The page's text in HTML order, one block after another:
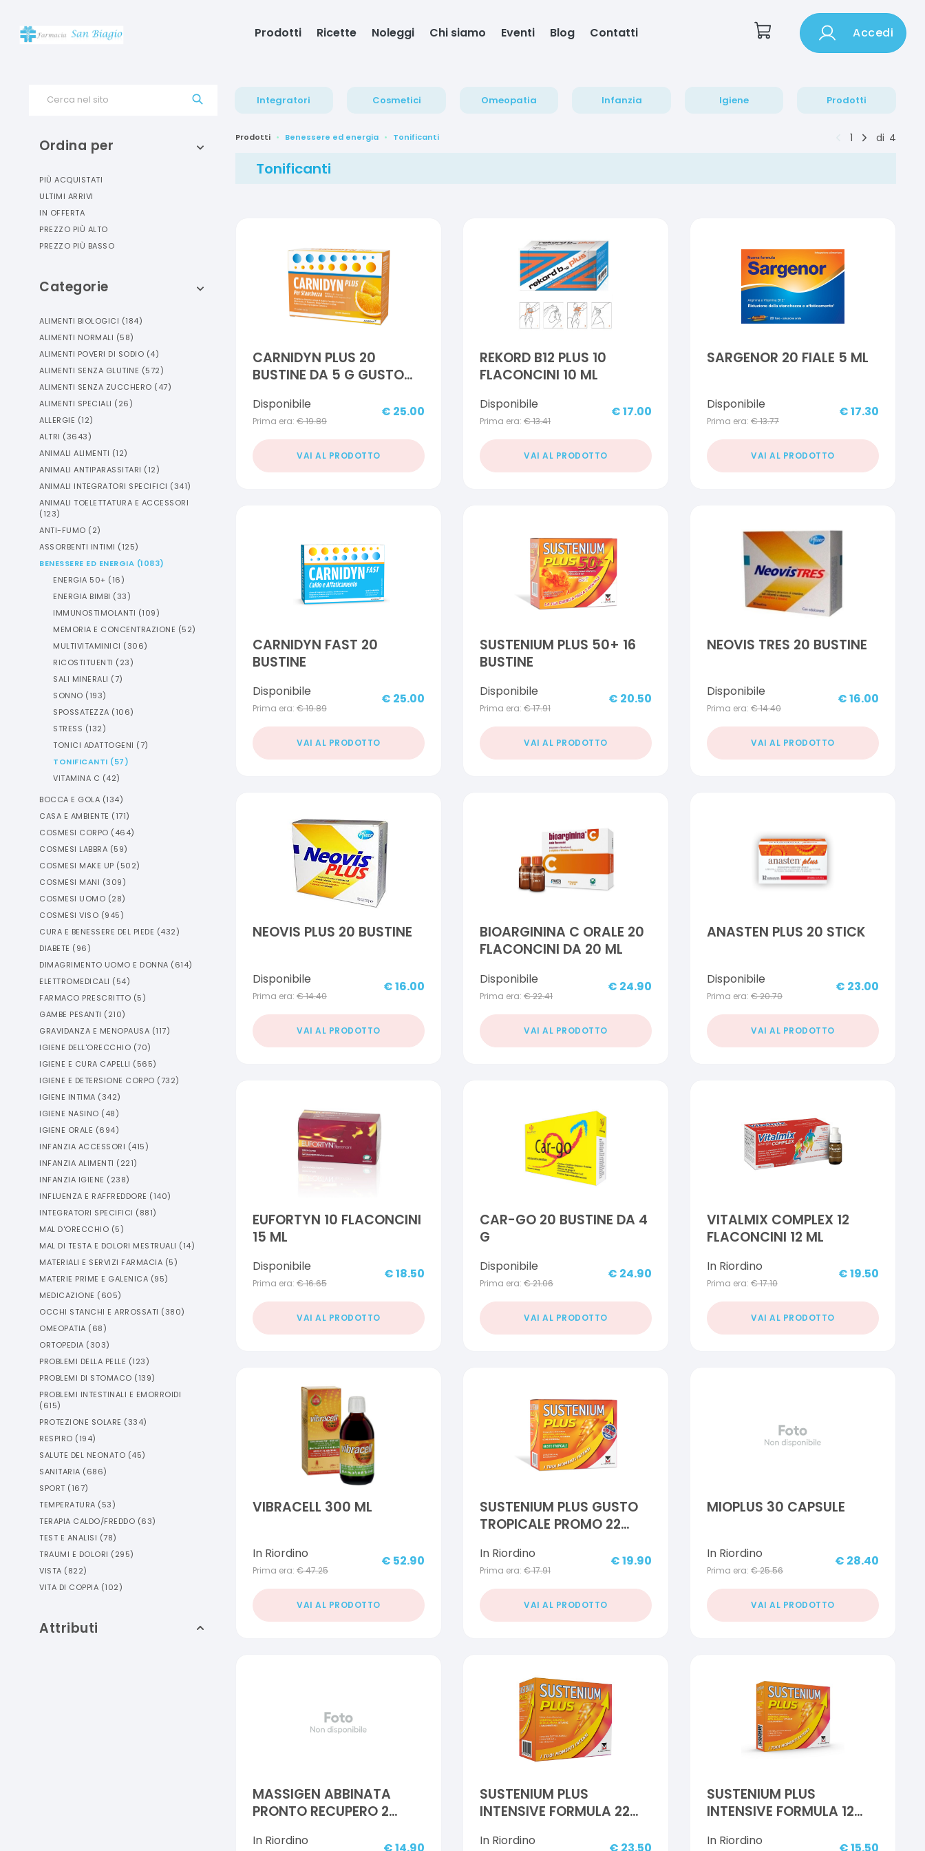
Prodotti Ricette Noleggi Chi siamo Eventi Blog Contatti Accedi
Cerca nel sito Integratori Cosmetici Omeopatia Infanzia Igiene Prodotti
Ordina per
PIÙ ACQUISTATI
ULTIMI ARRIVI
IN OFFERTA
PREZZO PIÙ ALTO
PREZZO PIÙ BASSO
Categorie
ALIMENTI BIOLOGICI (184)
ALIMENTI NORMALI (58)
ALIMENTI POVERI DI SODIO (4)
ALIMENTI SENZA GLUTINE (572)
ALIMENTI SENZA ZUCCHERO (47)
ALIMENTI SPECIALI (26)
ALLERGIE (12)
ALTRI (3643)
ANIMALI ALIMENTI (12)
ANIMALI ANTIPARASSITARI (12)
ANIMALI INTEGRATORI SPECIFICI (341)
ANIMALI TOELETTATURA E ACCESSORI
(123)
ANTI-FUMO (2)
ASSORBENTI INTIMI (125)
BENESSERE ED ENERGIA (1083)
ENERGIA 50+ (16)
ENERGIA BIMBI (33)
IMMUNOSTIMOLANTI (109)
MEMORIA E CONCENTRAZIONE (52)
MULTIVITAMINICI (306)
RICOSTITUENTI (23)
SALI MINERALI (7)
SONNO (193)
SPOSSATEZZA (106)
STRESS (132)
TONICI ADATTOGENI (7)
TONIFICANTI (57)
VITAMINA C (42)
BOCCA E GOLA (134)
CASA E AMBIENTE (171)
COSMESI CORPO (464)
COSMESI LABBRA (59)
COSMESI MAKE UP (502)
COSMESI MANI (309)
COSMESI UOMO (28)
COSMESI VISO (945)
CURA E BENESSERE DEL PIEDE (432)
DIABETE (96)
DIMAGRIMENTO UOMO E DONNA (614)
ELETTROMEDICALI (54)
FARMACO PRESCRITTO (5)
GAMBE PESANTI (210)
GRAVIDANZA E MENOPAUSA (117)
IGIENE DELL'ORECCHIO (70)
IGIENE E CURA CAPELLI (565)
IGIENE E DETERSIONE CORPO (732)
IGIENE INTIMA (342)
IGIENE NASINO (48)
IGIENE ORALE (694)
INFANZIA ACCESSORI (415)
INFANZIA ALIMENTI (221)
INFANZIA IGIENE (238)
INFLUENZA E RAFFREDDORE (140)
INTEGRATORI SPECIFICI (881)
MAL D'ORECCHIO (5)
MAL DI TESTA E DOLORI MESTRUALI (14)
MATERIALI E SERVIZI FARMACIA (5)
MATERIE PRIME E GALENICA (95)
MEDICAZIONE (605)
OCCHI STANCHI E ARROSSATI (380)
OMEOPATIA (68)
ORTOPEDIA (303)
PROBLEMI DELLA PELLE (123)
PROBLEMI DI STOMACO (139)
PROBLEMI INTESTINALI E EMORROIDI
(615)
PROTEZIONE SOLARE (334)
RESPIRO (194)
SALUTE DEL NEONATO (45)
SANITARIA (686)
SPORT (167)
TEMPERATURA (53)
TERAPIA CALDO/FREDDO (63)
TEST E ANALISI (78)
TRAUMI E DOLORI (295)
VISTA (822)
VITA DI COPPIA (102)
Attributi
Prodotti Benessere ed energia Tonificanti 1 di 4
Tonificanti
CARNIDYN PLUS 20
BUSTINE DA 5 G GUSTO
Disponibile
Prima era: €19.89
€ 25.00
VAI AL PRODOTTO
REKORD B12 PLUS 10
FLACONCINI 10 ML
Disponibile
Prima era: €13.41
€17.00
VAI AL PRODOTTO
SARGENOR 20 FIALE 5 ML
Disponibile
Prima era: €13.77
€17.30
VAI AL PRODOTTO
CARNIDYN FAST 20
BUSTINE
Disponibile
Prima era: €19.89
€ 25.00
VAI AL PRODOTTO
SUSTENIUM PLUS 50+ 16
BUSTINE
Disponibile
Prima era: €17.91
€ 20.50
VAI AL PRODOTTO
NEOVIS TRES 20 BUSTINE
Disponibile
Prima era: €14.40
€16.00
VAI AL PRODOTTO
NEOVIS PLUS 20 BUSTINE
Disponibile
Prima era: €14.40
€16.00
VAI AL PRODOTTO
BIOARGININA C ORALE 20
FLACONCINI DA 20 ML
Disponibile
Prima era: €22.41
€ 24.90
VAI AL PRODOTTO
ANASTEN PLUS 20 STICK
Disponibile
Prima era: €20.70
€ 23.00
VAI AL PRODOTTO
EUFORTYN 10 FLACONCINI
15 ML
Disponibile
Prima era: €16.65
€18.50
VAI AL PRODOTTO
CAR-GO 20 BUSTINE DA 4
G
Disponibile
Prima era: €21.06
€ 24.90
VAI AL PRODOTTO
VITALMIX COMPLEX 12
FLACONCINI 12 ML
In Riordino
Prima era: €17.10
€19.50
VAI AL PRODOTTO
VIBRACELL 300 ML
In Riordino
Prima era: €47.25
€ 52.90
VAI AL PRODOTTO
SUSTENIUM PLUS GUSTO
TROPICALE PROMO 22
In Riordino
Prima era: €17.91
€19.90
VAI AL PRODOTTO
MIOPLUS 30 CAPSULE
In Riordino
Prima era: €25.56
€ 28.40
VAI AL PRODOTTO
MASSIGEN ABBINATA
PRONTO RECUPERO 2
BUSTINE X 6 G
In Riordino
SUSTENIUM PLUS
INTENSIVE FORMULA 22
In Riordino
SUSTENIUM PLUS
INTENSIVE FORMULA 12
In Riordino